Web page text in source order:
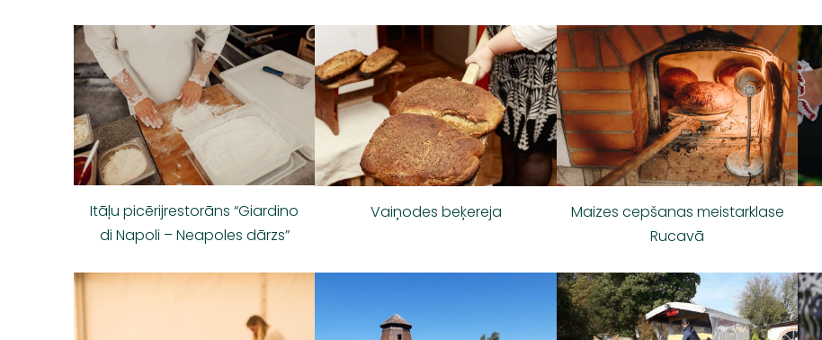
Itāļu picērijrestorāns “Giardino
di Napoli – Neapoles dārzs”
Vaiņodes beķereja
Maizes cepšanas meistarklase
Rucavā